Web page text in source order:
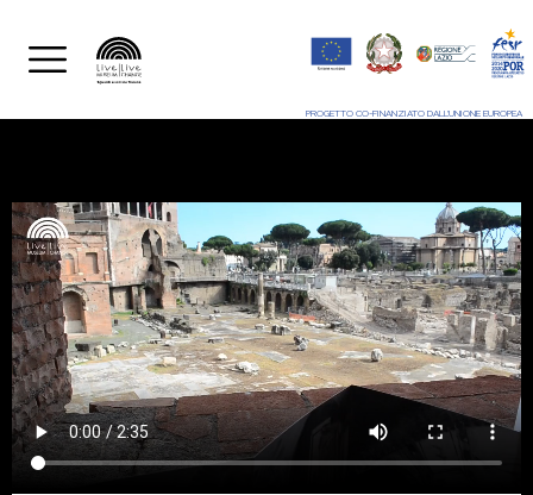
PROGETTO CO-FINANZIATO DALL'UNIONE EUROPEA